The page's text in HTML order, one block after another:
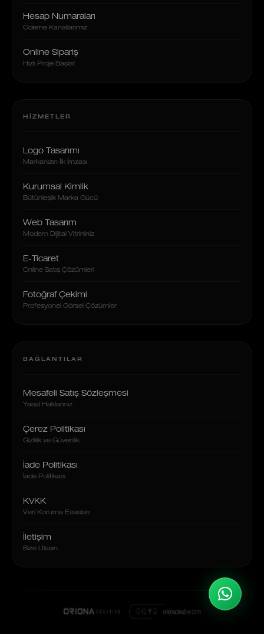
Hesap Numaraları
Ödeme Kanallarımız
Online Sipariş
Hızlı Proje Başlat
HIZMETLER
Logo Tasarımı
Markanızın İlk İmzası
Kurumsal Kimlik
Bütünleşik Marka Gücü
Web Tasarım
Modern Dijital Vitrininiz
E-Ticaret
Online Satış Çözümleri
Fotoğraf Çekimi
Profesyonel Görsel Çözümler
BAĞLANTILAR
Mesafeli Satış Sözleşmesi
Yasal Haklarınız
Çerez Politikası
Gizlilik ve Güvenlik
İade Politikası
İade Politikası
KVKK
Veri Koruma Esasları
İletişim
Bize Ulaşın